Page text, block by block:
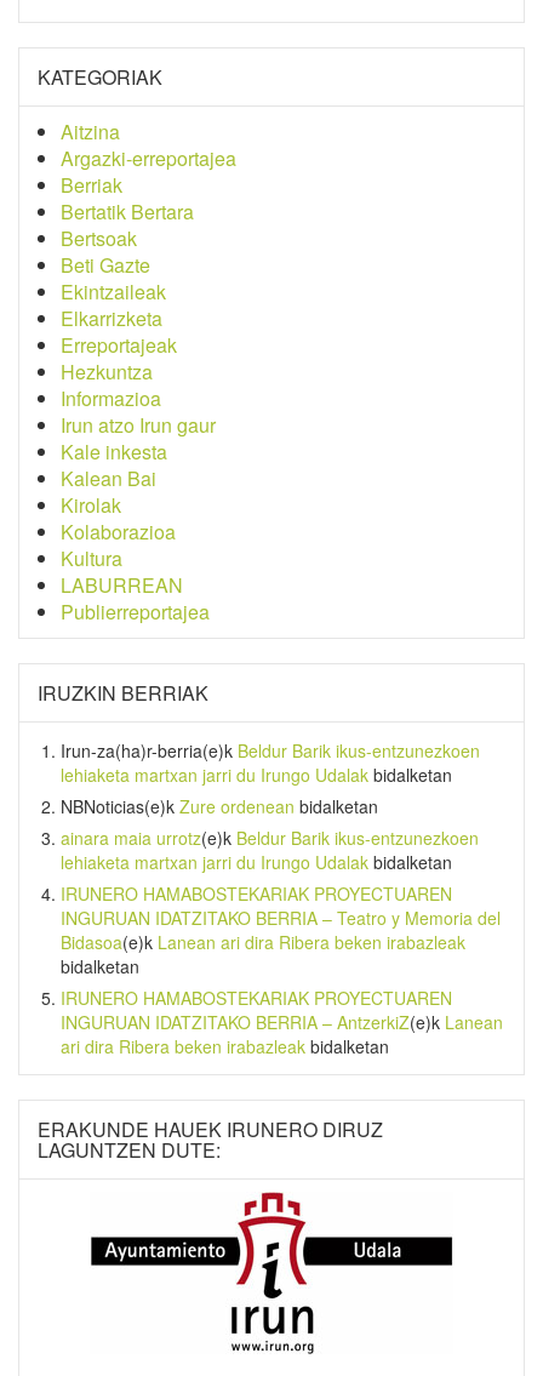
KATEGORIAK
Aitzina
Argazki-erreportajea
Berriak
Bertatik Bertara
Bertsoak
Beti Gazte
Ekintzaileak
Elkarrizketa
Erreportajeak
Hezkuntza
Informazioa
Irun atzo Irun gaur
Kale inkesta
Kalean Bai
Kirolak
Kolaborazioa
Kultura
LABURREAN
Publierreportajea
IRUZKIN BERRIAK
Irun-za(ha)r-berria(e)k Beldur Barik ikus-entzunezkoen
lehiaketa martxan jarri du Irungo Udalak bidalketan
NBNoticias(e)k Zure ordenean bidalketan
ainara maia urrotz(e)k Beldur Barik ikus-entzunezkoen
lehiaketa martxan jarri du Irungo Udalak bidalketan
IRUNERO HAMABOSTEKARIAK PROYECTUAREN
INGURUAN IDATZITAKO BERRIA – Teatro y Memoria del
Bidasoa(e)k Lanean ari dira Ribera beken irabazleak
bidalketan
IRUNERO HAMABOSTEKARIAK PROYECTUAREN
INGURUAN IDATZITAKO BERRIA – AntzerkiZ(e)k Lanean
ari dira Ribera beken irabazleak bidalketan
ERAKUNDE HAUEK IRUNERO DIRUZ
LAGUNTZEN DUTE: